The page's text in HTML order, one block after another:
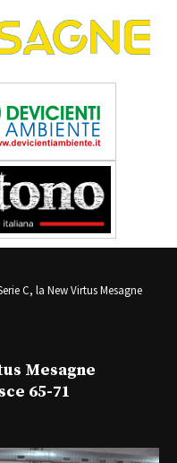
C, la New Virtus Mesagne
Mesagne
65-71